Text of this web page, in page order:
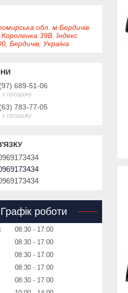
обл. м.Бердичів.
39В. Індекс
Бердичів, Україна
689-51-06
продажу
783-77-05
продажу
Графік роботи
08:30
17:00
08:30
17:00
08:30
17:00
08:30
17:00
08:30
17:00